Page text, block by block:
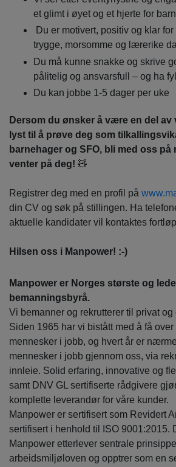
et glimt i øyet og et hjerte for
Du er motivert, positiv og klar
trygge, morsomme og lærerike
Du må kunne snakke og skrive
pålitelig og ansvarsfull – og ha
Du kan jobbe 1-5 dager per uke
Dersom du ønsker å være en del av
lyst til å prøve deg som
barnehager og SFO, bli med oss på
venter på deg! 🧸
Registrer deg med en profil på
din CV og søk på stillingen. Ha
aktuelle kandidater vil kontaktes
Hilsen oss i Manpower! :-)
Manpower er Norges største og
bemanningsbyrå.
Vi bemanner og rekrutterer til privat og
Siden 1965 har vi bistått med å få
mennesker i jobb, og hvert år er
mennesker i jobb gjennom oss, via
innleie. Solid erfaring, innovative og
samt DNV GL sertifiserte rådgivere
komplette leverandør for våre kunder.
Manpower er sertifisert som Revidert
sertifisert i henhold til ISO 9001:2015.
Manpower etterlever sentrale
arbeidsmiljøloven og opptrer som en